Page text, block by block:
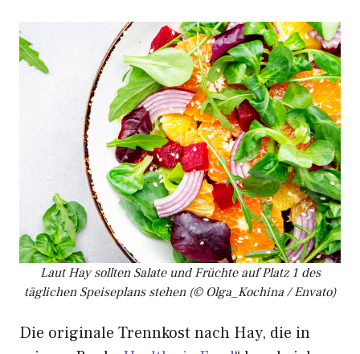
Laut Hay sollten Salate und Früchte auf Platz 1 des
täglichen Speiseplans stehen (© Olga_Kochina / Envato)
Die originale Trennkost nach Hay, die in